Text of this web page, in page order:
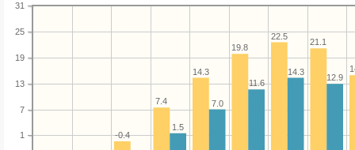
1
7
13
19
25
31
21.1
22.5
19.8
14.3
7.4
-0.4
12.9
14.3
11.6
7.0
1.5